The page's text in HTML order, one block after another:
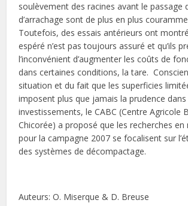
soulèvement des racines avant le passage
d’arrachage sont de plus en plus
Toutefois, des essais antérieurs ont
espéré n’est pas toujours assuré et qu’ils
l’inconvénient d’augmenter les coûts de
dans certaines conditions, la tare.
situation et du fait que les superficies
imposent plus que jamais la prudence dans
investissements, le CABC (Centre Agricole
Chicorée) a proposé que les recherches en
pour la campagne 2007 se focalisent sur
des systèmes de décompactage.
Auteurs: O. Miserque & D. Breuse